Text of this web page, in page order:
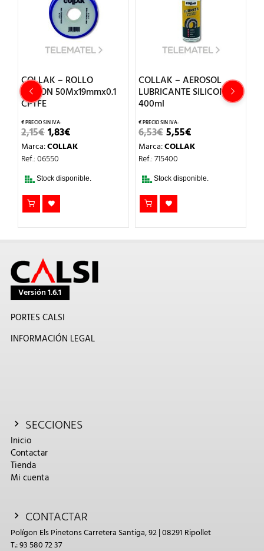
COLLAK – ROLLO
TEFLON 50Mx19mmx0.1
CPTFE
2,15€EL
PRECIO
ORIGINAL
ERA:
1,83€PRECIO
ACTUAL
Marca:COLLAK
Ref.: 06550
Stock disponible.
COLLAK – AEROSOL
LUBRICANTE SILICONA
400ml
6,53€EL
PRECIO
ORIGINAL
ERA:
5,55€PRECIO
ACTUAL
Marca:COLLAK
Ref.: 715400
Stock disponible.
Versión 1.6.1
PORTES CALSI
INFORMACIÓN LEGAL
SECCIONES
Inicio
Contactar
Tienda
Mi cuenta
CONTACTAR
Polígon Els Pinetons Carretera Santiga, 92 | 08291 Ripollet
T.: 93 580 72 37